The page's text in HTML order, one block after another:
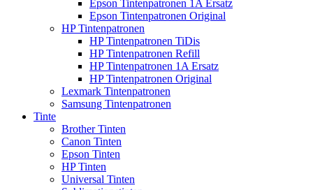
Epson Tintenpatronen 1A Ersatz
Epson Tintenpatronen Original
HP Tintenpatronen
HP Tintenpatronen TiDis
HP Tintenpatronen Refill
HP Tintenpatronen 1A Ersatz
HP Tintenpatronen Original
Lexmark Tintenpatronen
Samsung Tintenpatronen
Tinte
Brother Tinten
Canon Tinten
Epson Tinten
HP Tinten
Universal Tinten